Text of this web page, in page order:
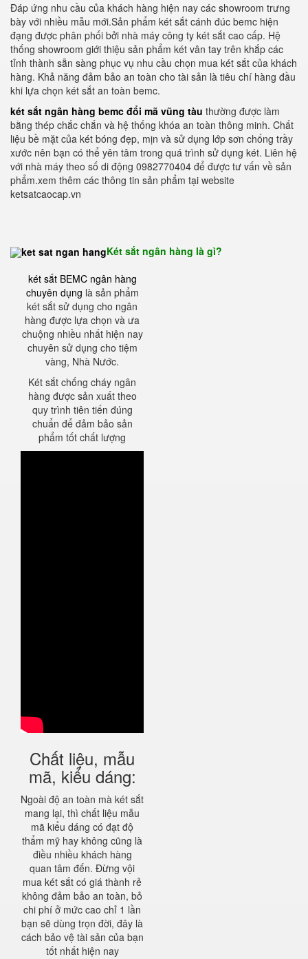
Đáp ứng nhu cầu của khách hàng hiện nay các showroom trưng
bày với nhiều mẫu mới.Sản phẩm két sắt cánh đúc bemc hiện
đạng được phân phối bởi nhà máy công ty két sắt cao cấp. Hệ
thống showroom giới thiệu sản phẩm két vân tay trên khắp các
tỉnh thành sẵn sàng phục vụ nhu cầu chọn mua két sắt của khách
hàng. Khả năng đảm bảo an toàn cho tài sản là tiêu chí hàng đầu
khi lựa chọn két sắt an toàn bemc.
két sắt ngân hàng bemc đổi mã vũng tàu thường được làm
bằng thép chắc chắn và hệ thống khóa an toàn thông minh. Chất
liệu bề mặt của két bóng đẹp, mịn và sử dụng lớp sơn chống trầy
xước nên bạn có thể yên tâm trong quá trình sử dụng két. Liên hệ
với nhà máy theo số di động 0982770404 để được tư vấn về sản
phẩm.xem thêm các thông tin sản phẩm tại website
ketsatcaocap.vn
Két sắt ngân hàng là gì?
két sắt BEMC ngân hàng
chuyên dụng là sản phẩm
két sắt sử dụng cho ngân
hàng được lựa chọn và ưa
chuộng nhiều nhất hiện nay
chuyên sử dụng cho tiệm
vàng, Nhà Nước.
Két sắt chống cháy ngân
hàng được sản xuất theo
quy trình tiên tiến đúng
chuẩn để đảm bảo sản
phẩm tốt chất lượng
Chất liệu, mẫu
mã, kiểu dáng:
Ngoài độ an toàn mà két sắt
mang lại, thì chất liệu mẫu
mã kiểu dáng có đạt độ
thẩm mỹ hay không cũng là
điều nhiều khách hàng
quan tâm đến. Đừng vội
mua két sắt có giá thành rẻ
không đảm bảo an toàn, bỏ
chi phí ở mức cao chỉ 1 lần
bạn sẽ dùng trọn đời, đây là
cách bảo vệ tài sản của bạn
tốt nhất hiện nay